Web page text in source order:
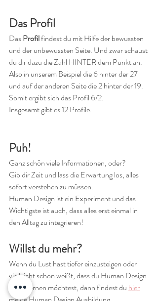
Das Profil
Das Profil findest du mit Hilfe der bewussten
und der unbewussten Seite. Und zwar schaust
du dir dazu die Zahl HINTER dem Punkt an.
Also in unserem Beispiel die 6 hinter der 27
und auf der anderen Seite die 2 hinter der 19.
Somit ergibt sich das Profil 6/2.
Insgesamt gibt es 12 Profile.
Puh!
Ganz schön viele Informationen, oder?
Gib dir Zeit und lass die Erwartung los, alles
sofort verstehen zu müssen.
Human Design ist ein Experiment und das
Wichtigste ist auch, dass alles erst einmal in
den Alltag zu integrieren!
Willst du mehr?
Wenn du Lust hast tiefer einzusteigen oder
vielleicht schon weißt, dass du Human Design
selbst lernen möchtest, dann findest du hier